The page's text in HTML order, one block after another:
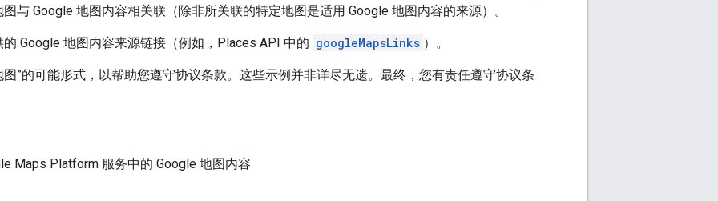
与 Google 地图内容相关联（除非所关联的特定地图是适用 Google 地图内容的来源）。
Google 地图内容来源链接（例如，Places API 中的 googleMapsLinks ）。
图”的可能形式，以帮助您遵守协议条款。这些示例并非详尽无遗。最终，您有责任遵守协议条
Maps Platform 服务中的 Google 地图内容